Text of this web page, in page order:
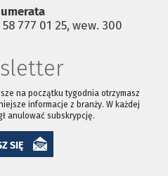
777 01 25, wew. 300
na początku tygodnia otrzymasz
informacje z branży. W każdej
anulować subskrypcję.
SIĘ